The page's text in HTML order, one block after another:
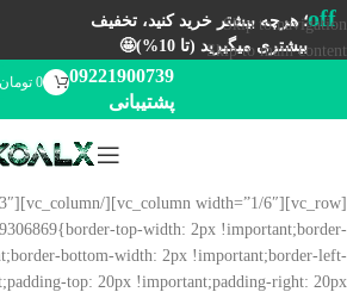
Skip to navigation
Skip to main content
off؛ هرچه بیشتر خرید کنید، تخفیف
بیشتری میگیرید (تا 10%)🤩
09221900739
پشتیبانی
0 تومان
3″
top-width: 2px !important;border-
bottom-width: 2px !important;border-left-
top: 20px !important;padding-right: 20px